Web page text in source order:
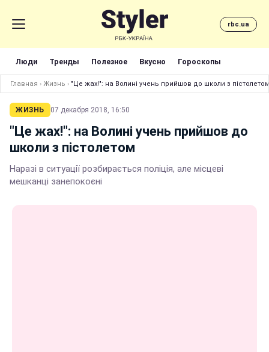
rbc.ua
Люди Тренды Полезное Вкусно Гороскопы
Главная › Жизнь › "Це жах!": на Волині учень прийшов до школи з пістолетом
ЖИЗНЬ 07 декабря 2018, 16:50
"Це жах!": на Волині учень прийшов до
школи з пістолетом
Наразі в ситуації розбирається поліція, але місцеві
мешканці занепокоєні